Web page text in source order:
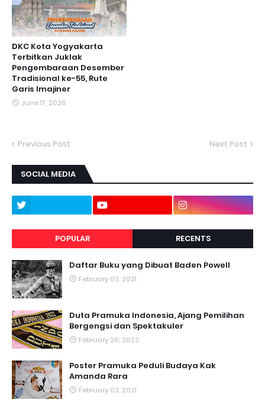
DKC Kota Yogyakarta
Terbitkan Juklak
Pengembaraan Desember
Tradisional ke-55, Rute
Garis Imajiner
June 17, 2026
Previous Post Next Post
SOCIAL MEDIA
POPULAR RECENTS
Daftar Buku yang Dibuat Baden Powell
February 03, 2021
Duta Pramuka Indonesia, Ajang Pemilihan
Bergengsi dan Spektakuler
February 20, 2022
Poster Pramuka Peduli Budaya Kak
Amanda Rara
February 03, 2021